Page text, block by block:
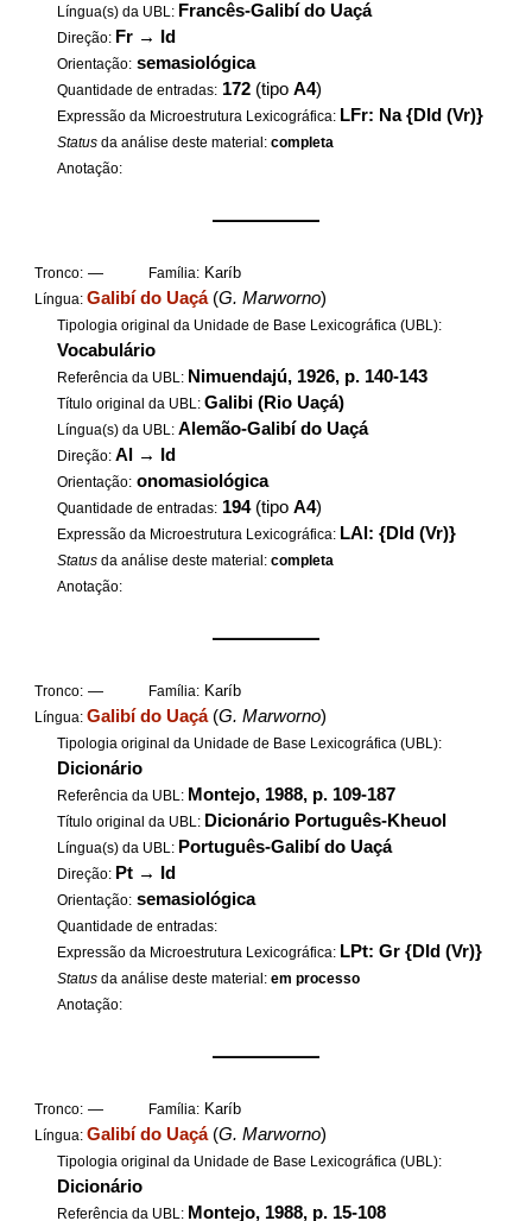
Língua(s) da UBL: Francês-Galibí do Uaçá
Direção: Fr → Id
Orientação: semasiológica
Quantidade de entradas: 172 (tipoA4)
Expressão da Microestrutura Lexicográfica: LFr: Na {DId (Vr)}
Status da análise deste material:completa
Anotação:
——————
Tronco: — Família: Karíb
Língua:Galibí do Uaçá(G. Marworno)
Tipologia original da Unidade de Base Lexicográfica (UBL):
Vocabulário
Referência da UBL: Nimuendajú, 1926, p. 140-143
Título original da UBL:Galibi (Rio Uaçá)
Língua(s) da UBL:Alemão-Galibí do Uaçá
Direção:Al → Id
Orientação: onomasiológica
Quantidade de entradas: 194(tipoA4)
Expressão da Microestrutura Lexicográfica: LAl: {DId (Vr)}
Status da análise deste material:completa
Anotação:
——————
Tronco: — Família: Karíb
Língua:Galibí do Uaçá(G. Marworno)
Tipologia original da Unidade de Base Lexicográfica (UBL):
Dicionário
Referência da UBL: Montejo, 1988, p. 109-187
Título original da UBL: Dicionário Português-Kheuol
Língua(s) da UBL: Português-Galibí do Uaçá
Direção: Pt → Id
Orientação: semasiológica
Quantidade de entradas:
Expressão da Microestrutura Lexicográfica: LPt: Gr {DId (Vr)}
Status da análise deste material:em processo
Anotação:
——————
Tronco: — Família: Karíb
Língua:Galibí do Uaçá(G. Marworno)
Tipologia original da Unidade de Base Lexicográfica (UBL):
Dicionário
Referência da UBL: Montejo, 1988, p. 15-108